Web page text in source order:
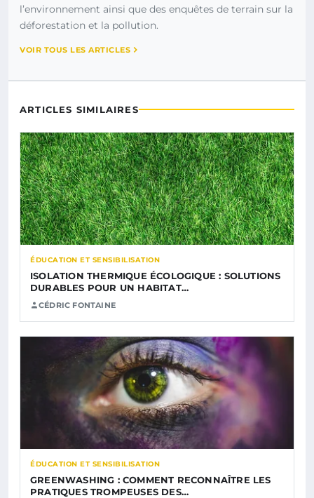
l’environnement ainsi que des enquêtes de terrain sur la
déforestation et la pollution.
VOIR TOUS LES ARTICLES
ARTICLES SIMILAIRES
ÉDUCATION ET SENSIBILISATION
ISOLATION THERMIQUE ÉCOLOGIQUE : SOLUTIONS
DURABLES POUR UN HABITAT…
CÉDRIC FONTAINE
ÉDUCATION ET SENSIBILISATION
GREENWASHING : COMMENT RECONNAÎTRE LES
PRATIQUES TROMPEUSES DES…